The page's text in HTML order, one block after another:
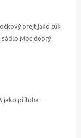
prejt,jako tuk
sádlo.Moc dobrý
jako příloha